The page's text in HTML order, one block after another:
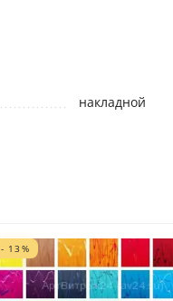
накладной
- 13%